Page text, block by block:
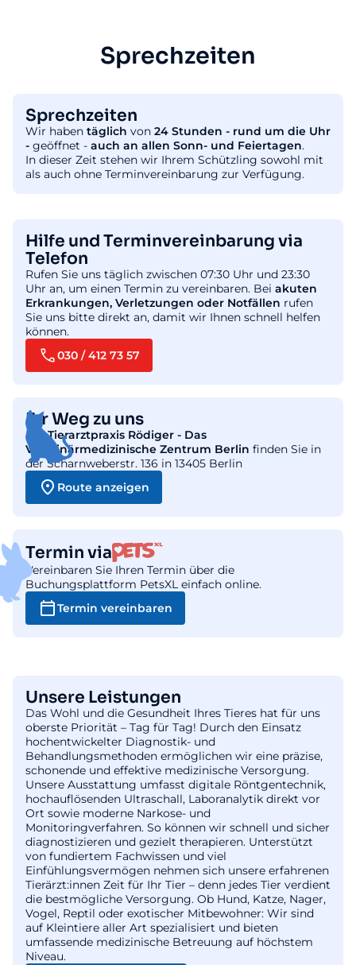
Sprechzeiten
Sprechzeiten
Wir haben täglich von 24 Stunden - rund um die Uhr
- geöffnet - auch an allen Sonn- und Feiertagen.
In dieser Zeit stehen wir Ihrem Schützling sowohl mit
als auch ohne Terminvereinbarung zur Verfügung.
Hilfe und Terminvereinbarung via
Telefon
Rufen Sie uns täglich zwischen 07:30 Uhr und 23:30
Uhr an, um einen Termin zu vereinbaren. Bei akuten
Erkrankungen, Verletzungen oder Notfällen rufen
Sie uns bitte direkt an, damit wir Ihnen schnell helfen
können.
030 / 412 73 57
Ihr Weg zu uns
DieTierarztpraxis Rödiger - Das
Veterinärmedizinische Zentrum Berlin finden Sie in
der Scharnweberstr. 136 in 13405 Berlin
Route anzeigen
Termin via
Vereinbaren Sie Ihren Termin über die
Buchungsplattform PetsXL einfach online.
Termin vereinbaren
Unsere Leistungen
Das Wohl und die Gesundheit Ihres Tieres hat für uns
oberste Priorität – Tag für Tag! Durch den Einsatz
hochentwickelter Diagnostik- und
Behandlungsmethoden ermöglichen wir eine präzise,
schonende und effektive medizinische Versorgung.
Unsere Ausstattung umfasst digitale Röntgentechnik,
hochauflösenden Ultraschall, Laboranalytik direkt vor
Ort sowie moderne Narkose- und
Monitoringverfahren. So können wir schnell und sicher
diagnostizieren und gezielt therapieren. Unterstützt
von fundiertem Fachwissen und viel
Einfühlungsvermögen nehmen sich unsere erfahrenen
Tierärzt:innen Zeit für Ihr Tier – denn jedes Tier verdient
die bestmögliche Versorgung. Ob Hund, Katze, Nager,
Vogel, Reptil oder exotischer Mitbewohner: Wir sind
auf Kleintiere aller Art spezialisiert und bieten
umfassende medizinische Betreuung auf höchstem
Niveau.